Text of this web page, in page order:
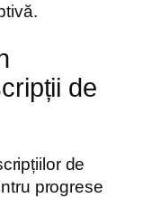
de
de
progrese